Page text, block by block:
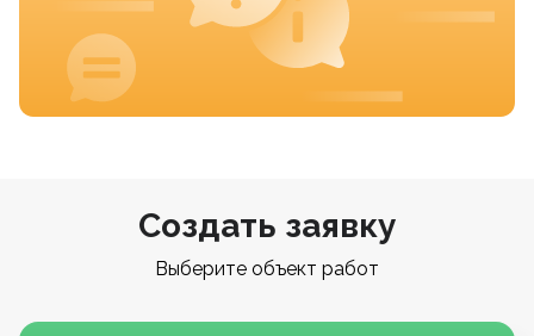
Создать заявку
Выберите объект работ